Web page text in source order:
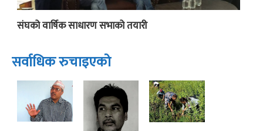
संघको वार्षिक साधारण सभाको तयारी
सर्वाधिक रुचाइएको